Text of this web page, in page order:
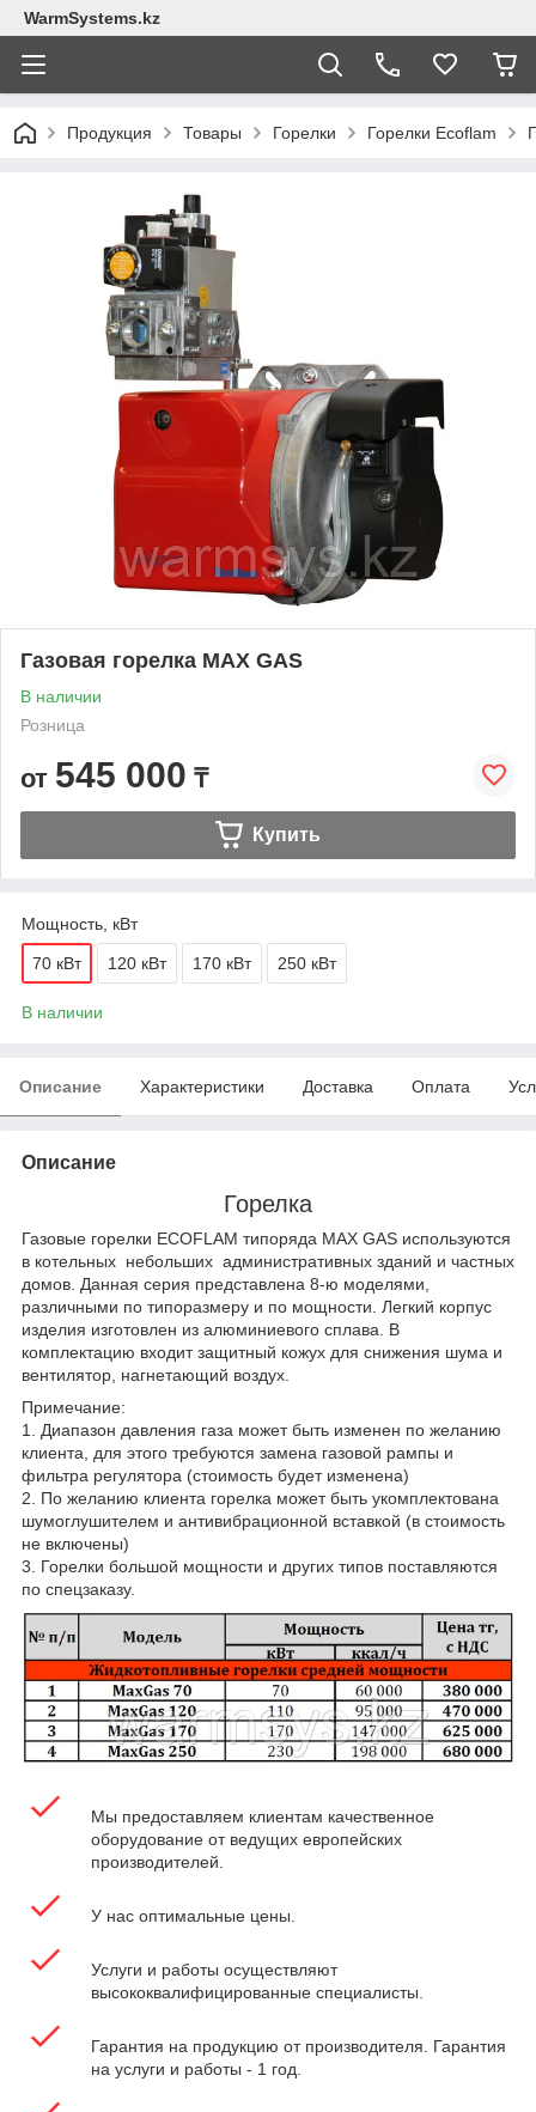
WarmSystems.kz
Продукция Товары Горелки Горелки Ecoflam
Газовая горелка MAX GAS
В наличии
Розница
от 545 000 ₸
Купить
Мощность, кВт
70 кВт 120 кВт 170 кВт 250 кВт
В наличии
Описание Характеристики Доставка Оплата
Описание
Горелка
Газовые горелки ECOFLAM типоряда MAX GAS используются
в котельных небольших aдминистративных зданий и частных
домов. Данная серия представлена 8-ю моделями,
различными по типоразмеру и по мощности. Легкий корпус
изделия изготовлен из алюминиевого сплава. В
комплектацию входит защитный кожух для снижения шума и
вентилятор, нагнетающий воздух.
Примечание:
1. Диапазон давления газа может быть изменен по желанию
клиента, для этого требуются замена газовой рампы и
фильтра регулятора (стоимость будет изменена)
2. По желанию клиента горелка может быть укомплектована
шумоглушителем и антивибрационной вставкой (в стоимость
не включены)
3. Горелки большой мощности и других типов поставляются
по спецзаказу.
Мы предоставляем клиентам качественное
оборудование от ведущих европейских
производителей.
У нас оптимальные цены.
Услуги и работы осуществляют
высококвалифицированные специалисты.
Гарантия на продукцию от производителя. Гарантия
на услуги и работы - 1 год.